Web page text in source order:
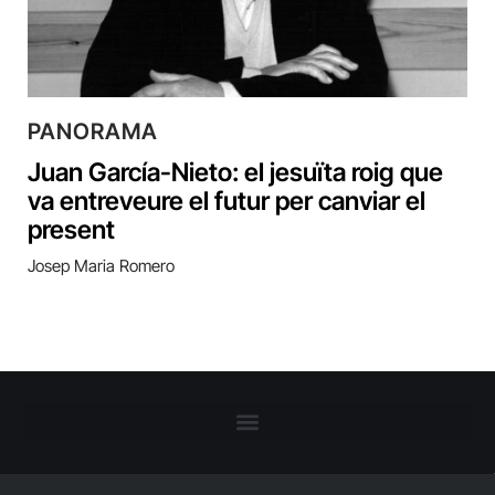
PANORAMA
Juan García-Nieto: el jesuïta roig que
va entreveure el futur per canviar el
present
Josep Maria Romero